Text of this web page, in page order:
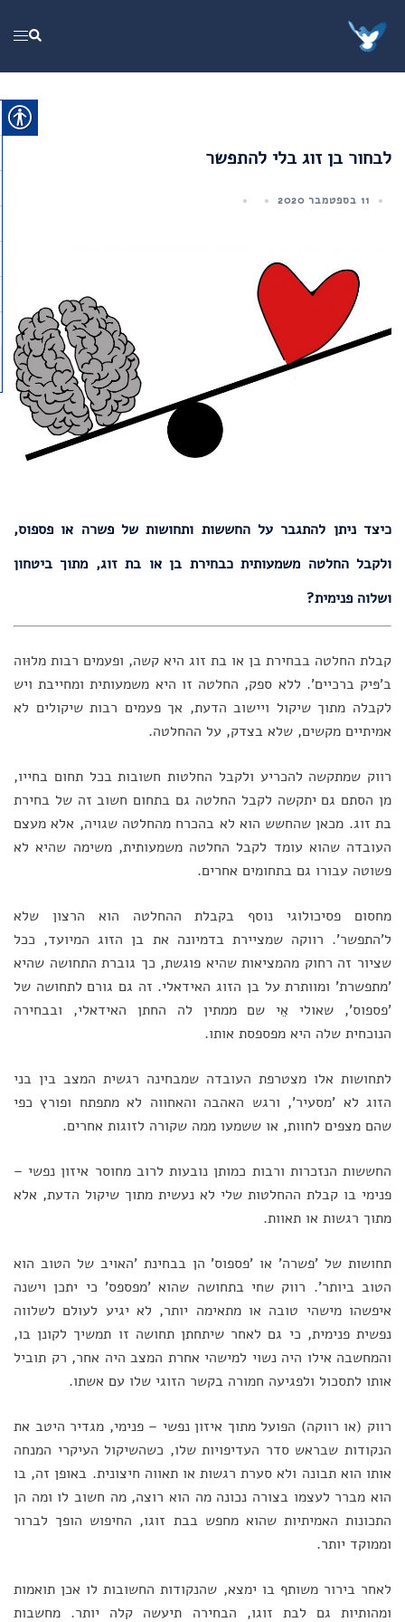
content
Search
לבחור בן זוג בלי להתפשר
11 בספטמבר 2020
כיצד ניתן להתגבר על החששות ותחושות של פשרה או פספוס,
ולקבל החלטה משמעותית כבחירת בן או בת זוג, מתוך ביטחון
ושלוה פנימית?
קבלת החלטה בבחירת בן או בת זוג היא קשה, ופעמים רבות מלוּוה
ב'פּיק ברכיים'. ללא ספק, החלטה זו היא משמעותית ומחייבת ויש
לקבלה מתוך שיקול ויישוב הדעת, אך פעמים רבות שיקולים לא
אמיתיים מקשים, שלא בצדק, על ההחלטה.
רווק שמתקשה להכריע ולקבל החלטות חשובות בכל תחום בחייו,
מן הסתם גם יתקשה לקבל החלטה גם בתחום חשוב זה של בחירת
בת זוג. מכאן שהחשש הוא לא בהכרח מהחלטה שגויה, אלא מעצם
העובדה שהוא עומד לקבל החלטה משמעותית, משימה שהיא לא
פשוטה עבורו גם בתחומים אחרים.
מחסום פסיכולוגי נוסף בקבלת ההחלטה הוא הרצון שלא
ל'התפשר'. רווקה שמציירת בדמיונה את בן הזוג המיועד, ככל
שציור זה רחוק מהמציאות שהיא פוגשת, כך גוברת התחושה שהיא
'מתפשרת' ומוותרת על בן הזוג האידאלי. זה גם גורם לתחושה של
'פספוס', שאולי אֵי שם ממתין לה החתן האידאלי, ובבחירה
הנוכחית שלה היא מפספסת אותו.
לתחושות אלו מצטרפת העובדה שמבחינה רגשית המצב בין בני
הזוג לא 'מסעיר', ורגש האהבה והאחווה לא מתפתח ופורץ כפי
שהם מצפים לחוות, או ששמעו ממה שקורה לזוגות אחרים.
החששות הנזכרות ורבות כמותן נובעות לרוב מחוסר איזון נפשי –
פנימי בו קבלת ההחלטות שלי לא נעשית מתוך שיקול הדעת, אלא
מתוך רגשות או תאוות.
תחושות של 'פשרה' או 'פספוס' הן בבחינת 'האויב של הטוב הוא
הטוב ביותר'. רווק שחי בתחושה שהוא 'מפספס' כי יתכן וישנה
איפשהו מישהי טובה או מתאימה יותר, לא יגיע לעולם לשלווה
נפשית פנימית, כי גם לאחר שיתחתן תחושה זו תמשיך לקונן בו,
והמחשבה אילו היה נשוי למישהי אחרת המצב היה אחר, רק תוביל
אותו לתסכול ולפגיעה חמורה בקשר הזוגי שלו עם אשתו.
רווק (או רווקה) הפועל מתוך איזון נפשי – פנימי, מגדיר היטב את
הנקודות שבראש סדר העדיפויות שלו, כשהשיקול העיקרי המנחה
אותו הוא תבונה ולא סערת רגשות או תאווה חיצונית. באופן זה, בו
הוא מברר לעצמו בצורה נכונה מה הוא רוצה, מה חשוב לו ומה הן
התכונות האמיתיות שהוא מחפש בבת זוגו, החיפוש הופך לברור
וממוקד יותר.
לאחר בירור משותף בו ימצא, שהנקודות החשובות לו אכן תואמות
ומהותיות גם לבת זוגו, הבחירה תיעשה קלה יותר. מחשבות